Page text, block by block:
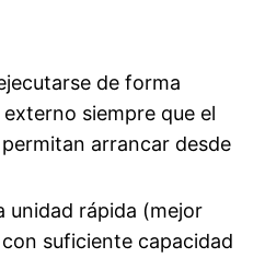
de forma
siempre que el
arrancar desde
unidad rápida (mejor
suficiente capacidad